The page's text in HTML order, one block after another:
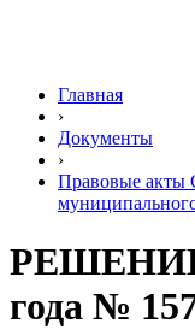
Главная
›
Документы
›
Правовые акты
РЕШЕНИЕ
года №